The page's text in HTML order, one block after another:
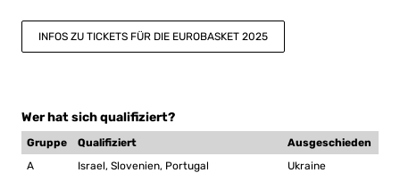
INFOS ZU TICKETS FÜR DIE EUROBASKET 2025
Wer hat sich qualifiziert?
Gruppe Qualifiziert
Ausgeschieden
A
Israel, Slovenien, Portugal
Ukraine